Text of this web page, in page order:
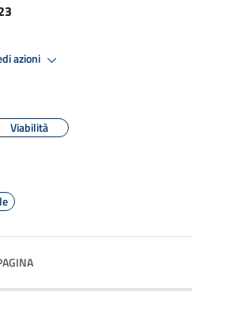
azioni
Viabilità